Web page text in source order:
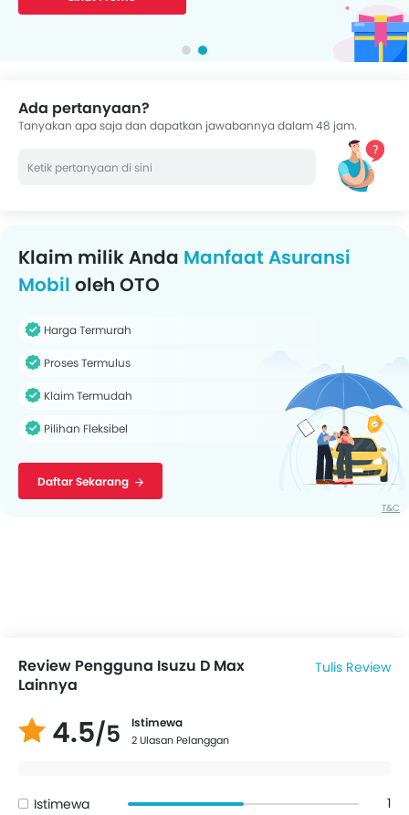
Ada pertanyaan?
Tanyakan apa saja dan dapatkan jawabannya dalam 48 jam.
Klaim milik Anda Manfaat Asuransi
Mobil oleh OTO
Harga Termurah
Proses Termulus
Klaim Termudah
Pilihan Fleksibel
Daftar Sekarang
T&C
Review Pengguna Isuzu D Max
Lainnya
Tulis Review
4.5/5 Istimewa
2 Ulasan Pelanggan
Istimewa
1